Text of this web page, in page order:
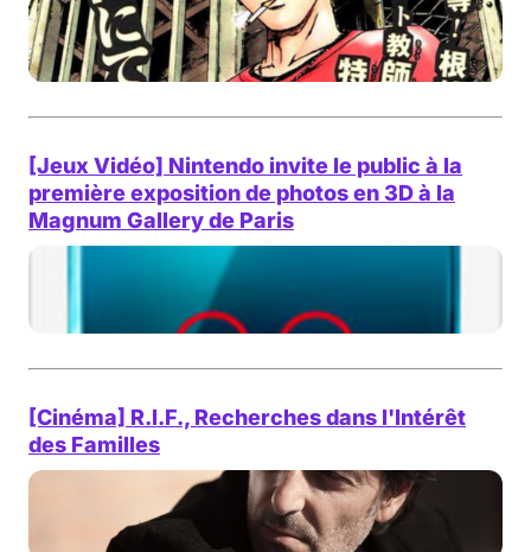
[Jeux Vidéo] Nintendo invite le public à la
première exposition de photos en 3D à la
Magnum Gallery de Paris
[Cinéma] R.I.F., Recherches dans l'Intérêt
des Familles